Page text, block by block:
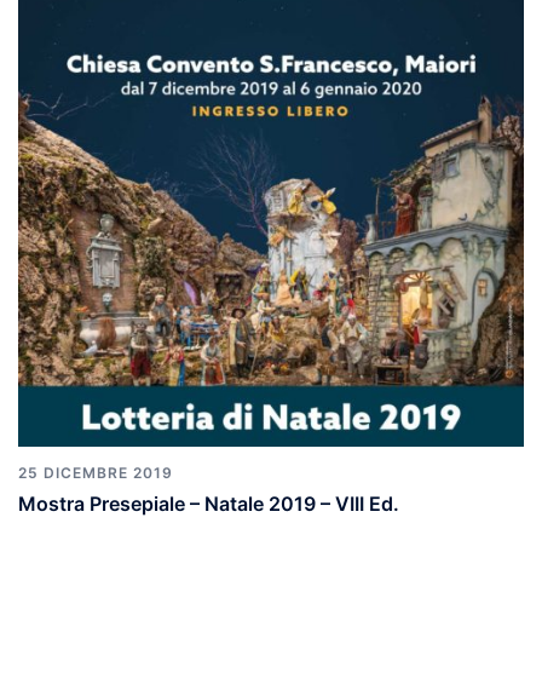
25 DICEMBRE 2019
Mostra Presepiale – Natale 2019 – VIII Ed.